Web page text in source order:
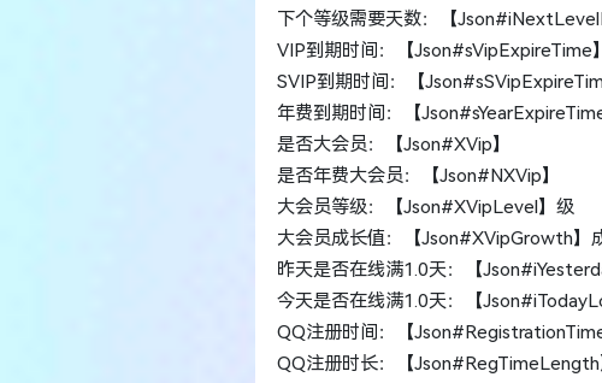
下个等级需要天数：【
VIP到期时间：【Json#sVipExpireTime】
SVIP到期时间：【
年费到期时间：【Json#sYearExpireTime
是否大会员：【Json#XVip】
是否年费大会员：【Json#NXVip】
大会员等级：【Json#XVipLevel】级
大会员成长值：【Json#XVipGrowth】
昨天是否在线满1.0天：【
今天是否在线满1.0天：【
QQ注册时间：【Json#RegistrationTime
QQ注册时长：【Json#RegTimeLength